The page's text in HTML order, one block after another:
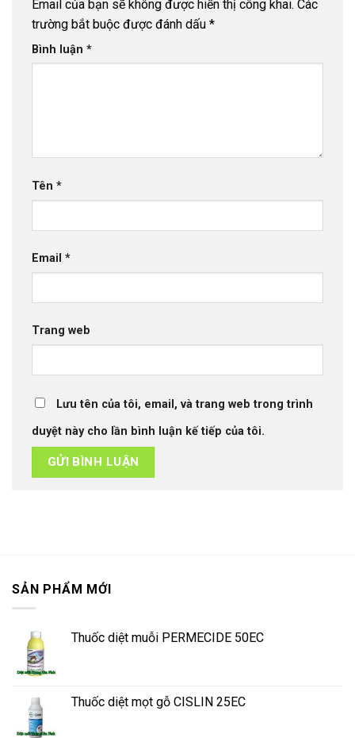
Email của bạn sẽ không được hiển thị công khai. Các
trường bắt buộc được đánh dấu *
Bình luận *
Tên *
Email *
Trang web
Lưu tên của tôi, email, và trang web trong trình
duyệt này cho lần bình luận kế tiếp của tôi.
SẢN PHẨM MỚI
Thuốc diệt muỗi PERMECIDE 50EC
Thuốc diệt mọt gỗ CISLIN 25EC